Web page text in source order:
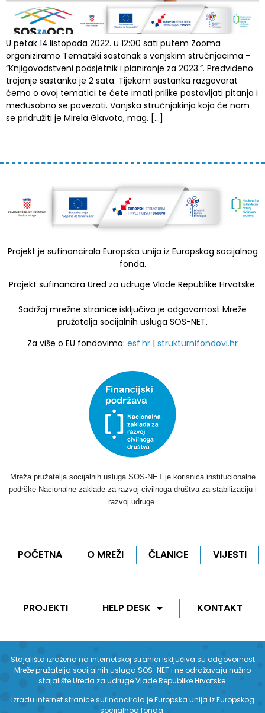
U petak 14.listopada 2022. u 12:00 sati putem Zooma
organiziramo Tematski sastanak s vanjskim stručnjacima –
“Knjigovodstveni podsjetnik i planiranje za 2023.”. Predviđeno
trajanje sastanka je 2 sata. Tijekom sastanka razgovarat
ćemo o ovoj tematici te ćete imati prilike postavljati pitanja i
međusobno se povezati. Vanjska stručnjakinja koja će nam
se pridružiti je Mirela Glavota, mag. […]
Projekt je sufinancirala Europska unija iz Europskog socijalnog
fonda.
Projekt sufinancira Ured za udruge Vlade Republike Hrvatske.
Sadržaj mrežne stranice isključiva je odgovornost Mreže
pružatelja socijalnih usluga SOS-NET.
Za više o EU fondovima: esf.hr | strukturnifondovi.hr
Mreža pružatelja socijalnih usluga SOS-NET je korisnica institucionalne
podrške Nacionalne zaklade za razvoj civilnoga društva za stabilizaciju i
razvoj udruge.
POČETNA O MREŽI ČLANICE VIJESTI
PROJEKTI HELP DESK KONTAKT
Stajališta izražena na internetskoj stranici isključiva su odgovornost
Mreže pružatelja socijalnih usluga SOS-NET i ne odražavaju nužno
stajalište Ureda za udruge Vlade Republike Hrvatske.
Izradu internet stranice sufinancirala je Europska unija iz Europskog
socijalnog fonda.